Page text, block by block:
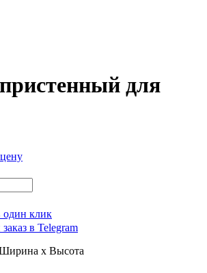
для
один клик
в Telegram
x Высота